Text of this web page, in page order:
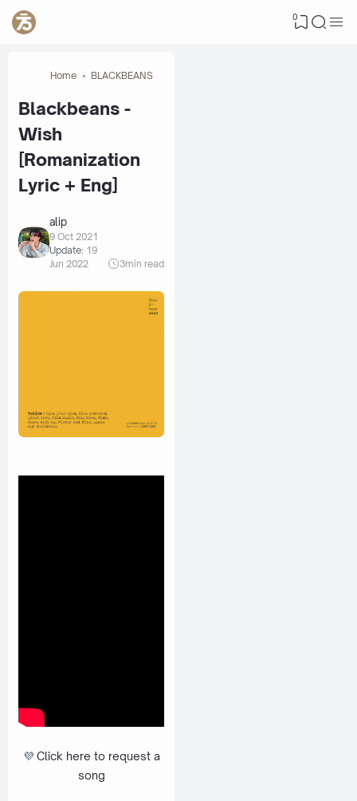
0
Home BLACKBEANS
Blackbeans -
Wish
[Romanization
Lyric + Eng]
alip
9 Oct 2021
Update: 19
Jun 2022
3min read
💜 Click here to request a
song